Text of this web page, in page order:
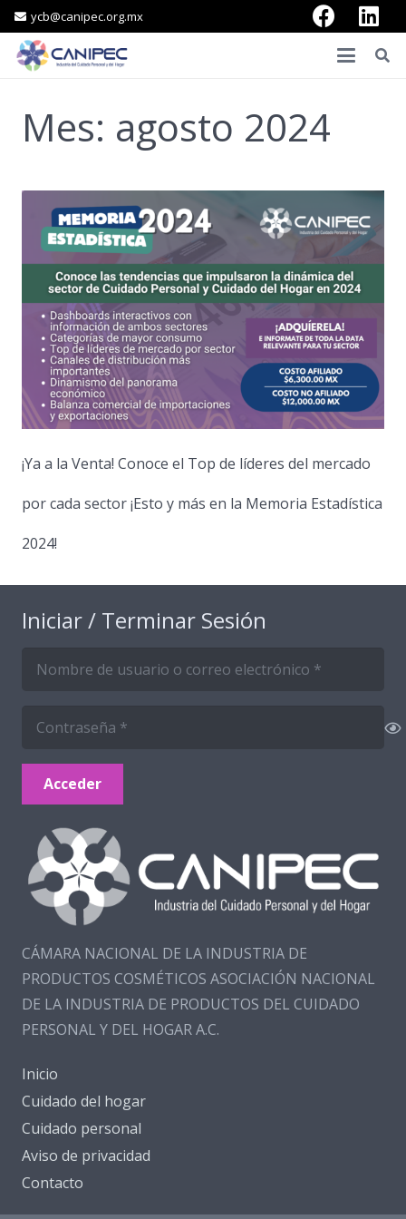
ycb@canipec.org.mx
Mes: agosto 2024
¡Ya a la Venta! Conoce el Top de líderes del mercado
por cada sector ¡Esto y más en la Memoria Estadística
2024!
Iniciar / Terminar Sesión
Acceder
CÁMARA NACIONAL DE LA INDUSTRIA DE
PRODUCTOS COSMÉTICOS ASOCIACIÓN NACIONAL
DE LA INDUSTRIA DE PRODUCTOS DEL CUIDADO
PERSONAL Y DEL HOGAR A.C.
Inicio
Cuidado del hogar
Cuidado personal
Aviso de privacidad
Contacto